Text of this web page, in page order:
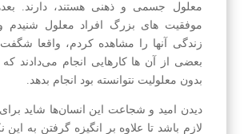
معلول جسمی و ذهنی هستند، دارند.
موفقیت های بزرگ افراد معلول شنیدم و
زندگی آنها را مشاهده کردم، واقعا
بعضی از آن ها کارهایی انجام می‌دادند
بدون معلولیت نتوانسته بود انجام بدهد.
دیدن امید و شجاعت این انسان‌ها شاید
لازم باشد تا علاوه بر انگیزه گرفتن به این